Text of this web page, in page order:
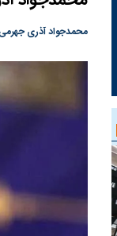
محمدجواد آذری
چرا رویای آمریکایی
نابودی محور
واشنگتن را زمین زد